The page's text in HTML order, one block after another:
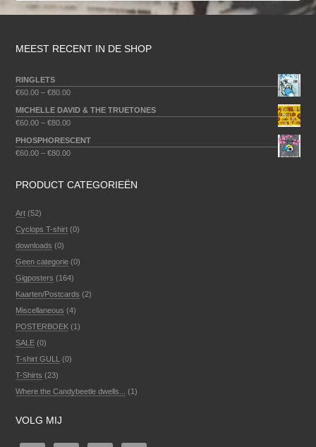
MEEST RECENT IN DE SHOP
RINGLETS
€60.00 –€80.00
MICHELLE DAVID & THE TRUETONES
€60.00 –€80.00
PHOSPHORESCENT
€60.00 –€80.00
PRODUCT CATEGORIEËN
Art (52)
Cyclops T-shirt (0)
downloads (0)
Geen categorie (0)
Gigposters (164)
Kaarten/Postcards (2)
Miscellaneous (4)
POSTERBOEK (1)
SALE (0)
T-shirt GULL
(0)
T-Shirts (23)
Where the Candybeetle dwells...
(1)
VOLG MIJ